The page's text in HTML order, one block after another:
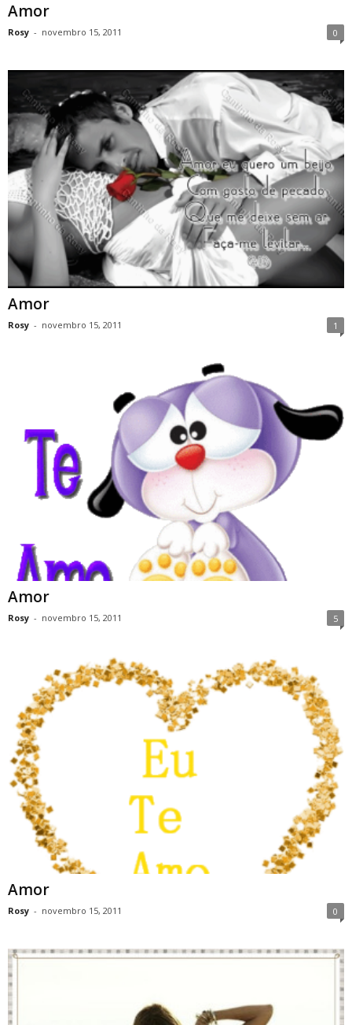
Amor
Rosy - novembro 15, 2011 0
Amor
Rosy - novembro 15, 2011 1
Amor
Rosy - novembro 15, 2011 5
Amor
Rosy - novembro 15, 2011 0